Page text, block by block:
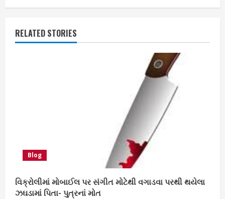
RELATED STORIES
Blog
વિક્રોલીમાં મોબાઈલ પર સંગીત મોટેથી વગાડવા પરથી થયેલા
ઝઘડામાં પિતા- પુત્રનાં મોત